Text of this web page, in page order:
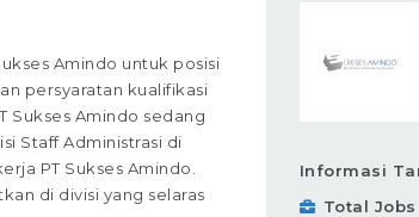
Amindo untuk posisi
persyaratan kualifikasi
Sukses Amindo sedang
Staff Administrasi di
PT Sukses Amindo.
di divisi yang selaras
Informasi
Total Jobs